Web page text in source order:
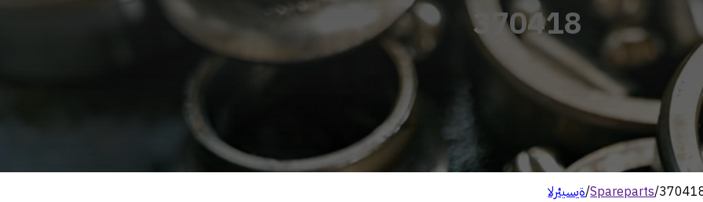
370418
الرئيسية/Spareparts/